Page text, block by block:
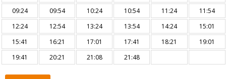
09:24
09:54 10:24 10:54 11:24
11:54
12:24
12:54 13:24 13:54 14:24
15:01
15:41
16:21 17:01 17:41 18:21
19:01
19:41
20:21 21:08 21:48